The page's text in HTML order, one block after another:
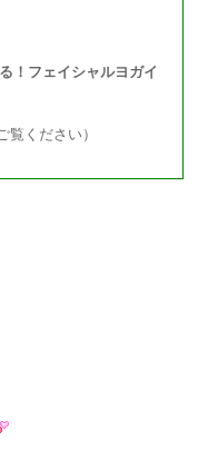
！フェイシャルヨガイ
覧ください）